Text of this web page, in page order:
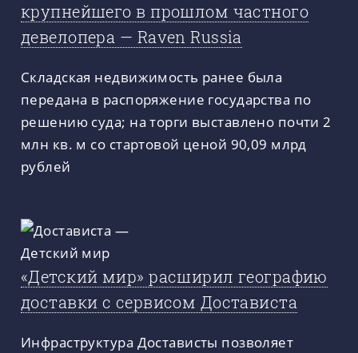
крупнейшего в прошлом частного
девелопера — Raven Russia
Складская недвижимость ранее была
передана в распоряжение государства по
решению суда; на торги выставлено почти 2
млн кв. м со стартовой ценой 90,09 млрд
рублей
«Детский мир» расширил географию
доставки с сервисом Достависта
Инфраструктура Достависты позволяет